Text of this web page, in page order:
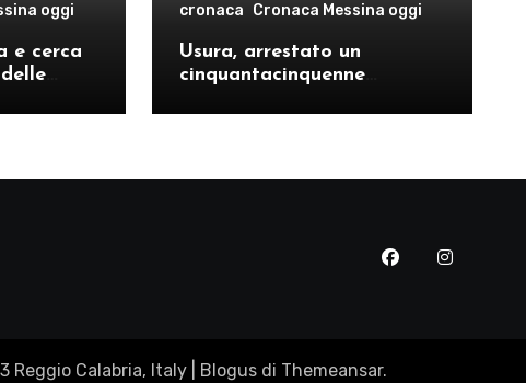
oggi
e cerca
cronaca Cronaca Messina oggi
Usura, arrestato un
cinquantacinquenne
Reggio Calabria, Italy Blogus di Themeansar.